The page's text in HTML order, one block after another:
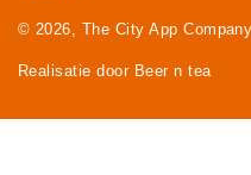
© 2026, The City App Company
Realisatie door Beer n tea